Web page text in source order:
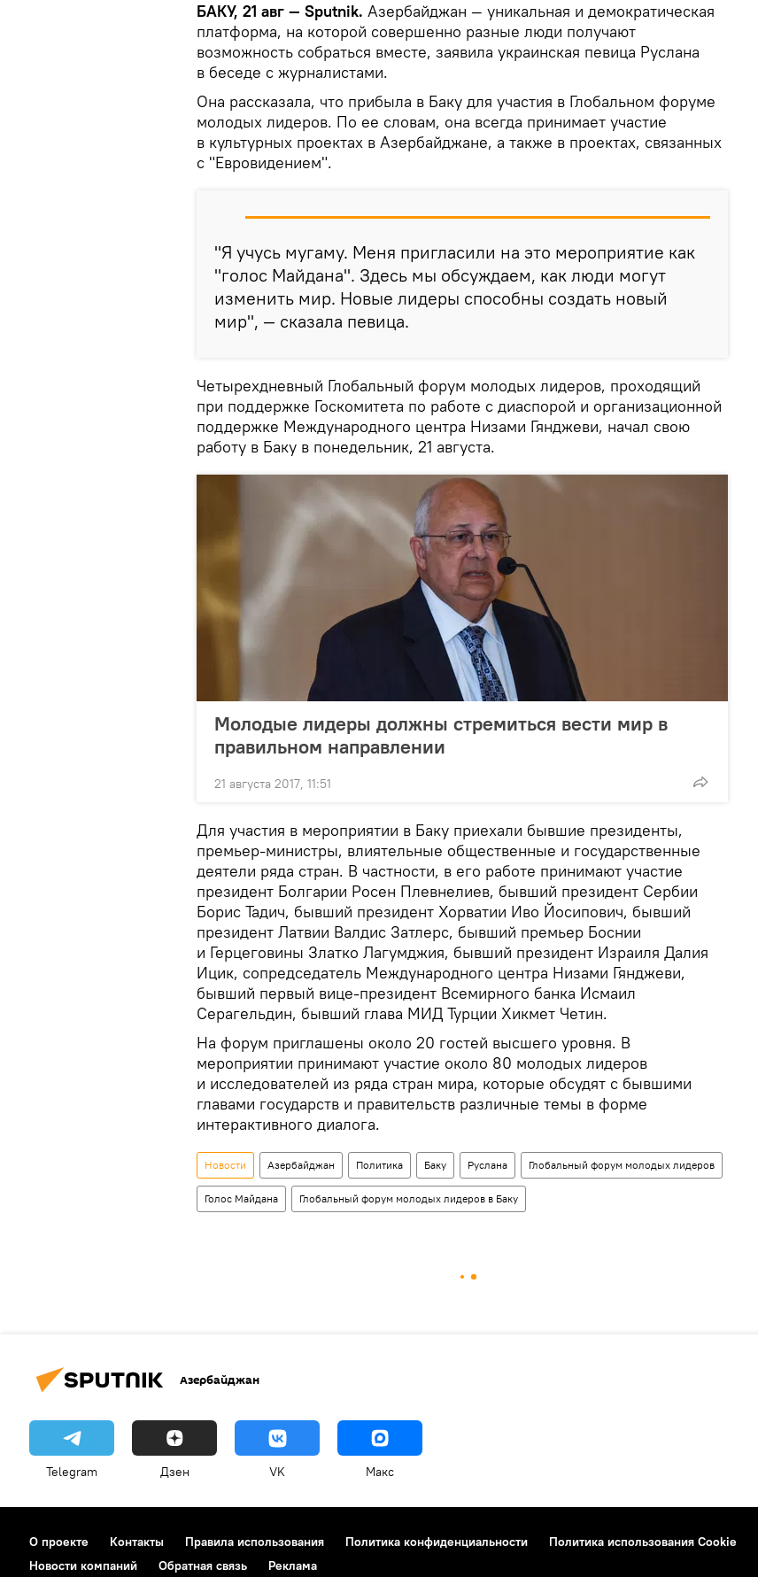
БАКУ, 21 авг — Sputnik. Азербайджан — уникальная и демократическая
платформа, на которой совершенно разные люди получают
возможность собраться вместе, заявила украинская певица Руслана
в беседе с журналистами.
Она рассказала, что прибыла в Баку для участия в Глобальном форуме
молодых лидеров. По ее словам, она всегда принимает участие
в культурных проектах в Азербайджане, а также в проектах, связанных
с "Евровидением".
"Я учусь мугаму. Меня пригласили на это мероприятие как
"голос Майдана". Здесь мы обсуждаем, как люди могут
изменить мир. Новые лидеры способны создать новый
мир", — сказала певица.
Четырехдневный Глобальный форум молодых лидеров, проходящий
при поддержке Госкомитета по работе с диаспорой и организационной
поддержке Международного центра Низами Гянджеви, начал свою
работу в Баку в понедельник, 21 августа.
Молодые лидеры должны стремиться вести мир в
правильном направлении
21 августа 2017, 11:51
Для участия в мероприятии в Баку приехали бывшие президенты,
премьер-министры, влиятельные общественные и государственные
деятели ряда стран. В частности, в его работе принимают участие
президент Болгарии Росен Плевнелиев, бывший президент Сербии
Борис Тадич, бывший президент Хорватии Иво Йосипович, бывший
президент Латвии Валдис Затлерс, бывший премьер Боснии
и Герцеговины Златко Лагумджия, бывший президент Израиля Далия
Ицик, сопредседатель Международного центра Низами Гянджеви,
бывший первый вице-президент Всемирного банка Исмаил
Серагельдин, бывший глава МИД Турции Хикмет Четин.
На форум приглашены около 20 гостей высшего уровня. В
мероприятии принимают участие около 80 молодых лидеров
и исследователей из ряда стран мира, которые обсудят с бывшими
главами государств и правительств различные темы в форме
интерактивного диалога.
Новости Азербайджан Политика Баку Руслана Глобальный форум молодых лидеров
Голос Майдана Глобальный форум молодых лидеров в Баку
Азербайджан
Telegram Дзен VK Макс
О проекте Контакты Правила использования Политика конфиденциальности Политика использования Cookie
Новости компаний
Обратная связь Реклама